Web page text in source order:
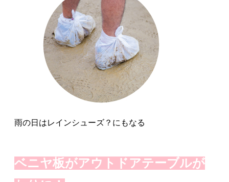
雨の日はレインシューズ？にもなる
ベニヤ板がアウトドアテーブルが